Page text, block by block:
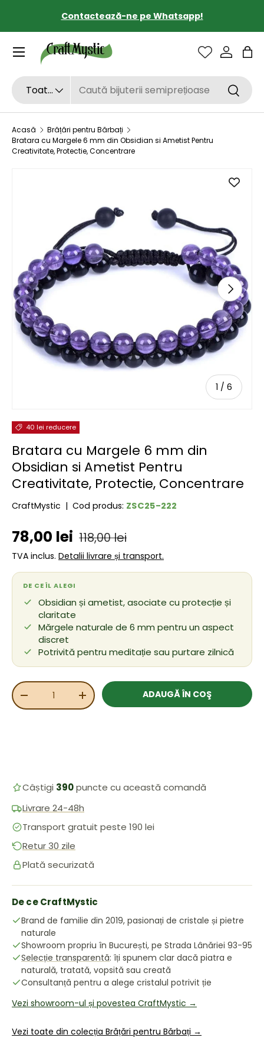
SARI LA CONȚINUT
Contactează-ne pe Whatsapp!
Căutare
Tipul de produs
Toate
Sac
Acasă
Brățări pentru Bărbați
Bratara cu Margele 6 mm din Obsidian si Ametist Pentru
Creativitate, Protectie, Concentrare
1 / de
6
40 lei reducere
Bratara cu Margele 6 mm din
Obsidian si Ametist Pentru
Creativitate, Protectie, Concentrare
CraftMystic | Cod produs: ZSC25-222
Preț de vânzare
78,00 lei Preț obișnuit
118,00 lei
TVA inclus. Detalii livrare și transport.
DE CE ÎL ALEGI
Obsidian și ametist, asociate cu protecție și
claritate
Mărgele naturale de 6 mm pentru un aspect
discret
Potrivită pentru meditație sau purtare zilnică
Cant.
REDUCEȚI CANTITATEAMĂRIȚI CANTITATEAADAUGĂ ÎN COŞ
Câștigi 390puncte cu această comandă
Livrare 24-48h
Transport gratuit peste 190 lei
Retur 30 zile
Plată securizată
De ce CraftMystic
Brand de familie din 2019, pasionați de cristale și pietre
naturale
Showroom propriu în București, pe Strada Lânăriei 93-95
Selecție transparentă: îți spunem clar dacă piatra e
naturală, tratată, vopsită sau creată
Consultanță pentru a alege cristalul potrivit ție
Vezi showroom-ul și povestea CraftMystic →
Vezi toate din colecția Brățări pentru Bărbați →